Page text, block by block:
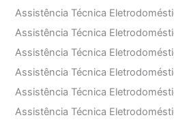
Assistência Técnica
Assistência Técnica
Assistência Técnica
Assistência Técnica
Assistência Técnica
Assistência Técnica